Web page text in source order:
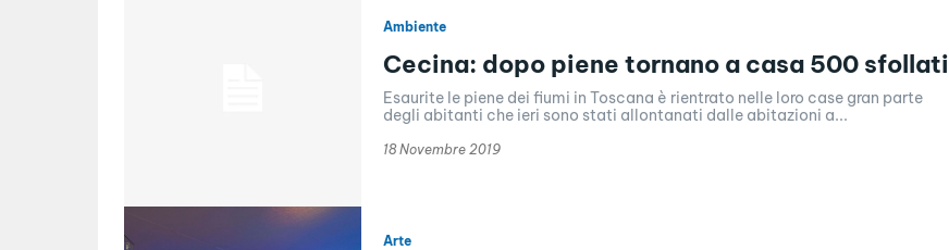
Ambiente
Cecina: dopo piene tornano a casa 500 sfollati
Esaurite le piene dei fiumi in Toscana è rientrato nelle loro case gran parte
degli abitanti che ieri sono stati allontanati dalle abitazioni a...
18 Novembre 2019
Arte